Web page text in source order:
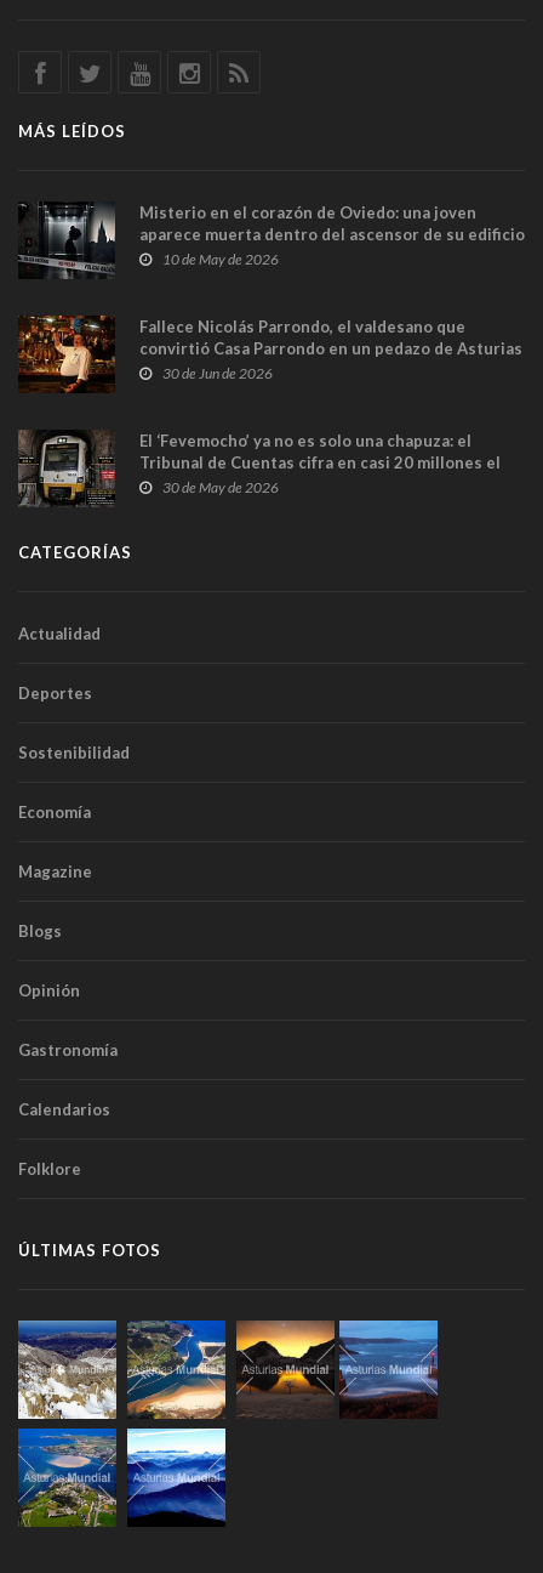
MÁS LEÍDOS
Misterio en el corazón de Oviedo: una joven
aparece muerta dentro del ascensor de su edificio
y las cámaras captan sus últimos minutos
10 de May de 2026
Fallece Nicolás Parrondo, el valdesano que
convirtió Casa Parrondo en un pedazo de Asturias
en Madrid
30 de Jun de 2026
El ‘Fevemocho’ ya no es solo una chapuza: el
Tribunal de Cuentas cifra en casi 20 millones el
sobrecoste de los trenes que no cabían por los
30 de May de 2026
CATEGORÍAS
Actualidad
Deportes
Sostenibilidad
Economía
Magazine
Blogs
Opinión
Gastronomía
Calendarios
Folklore
ÚLTIMAS FOTOS